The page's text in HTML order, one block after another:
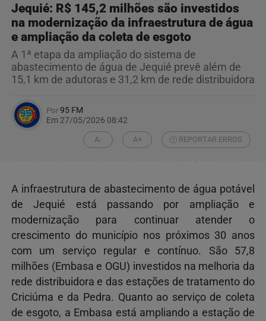
Jequié: R$ 145,2 milhões são investidos
na modernização da infraestrutura de água
e ampliação da coleta de esgoto
A 1ª etapa da ampliação do sistema de
abastecimento de água de Jequié prevê além de
15,1 km de adutoras e 31,2 km de rede distribuidora
Por95 FM
Em 27/05/2026 08:42
A- A+ REPORTAR ERROS
A infraestrutura de abastecimento de água potável
de Jequié está passando por ampliação e
modernização para continuar atender o
crescimento do município nos próximos 30 anos
com um serviço regular e contínuo. São 57,8
milhões (Embasa e OGU) investidos na melhoria da
rede distribuidora e das estações de tratamento do
Criciúma e da Pedra. Quanto ao serviço de coleta
de esgoto, a Embasa está ampliando a estação de